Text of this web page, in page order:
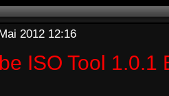
2012 12:16
ISO Tool 1.0.1